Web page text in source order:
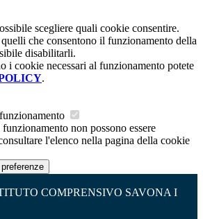
scegliere quali cookie consentire.
che consentono il funzionamento della
disabilitarli.
i cookie necessari al funzionamento potete
.
non possono essere
l'elenco nella pagina della cookie
COMPRENSIVO SAVONA I